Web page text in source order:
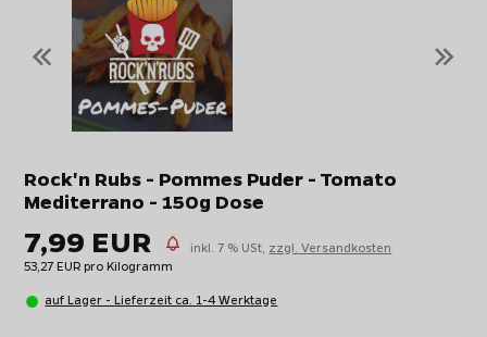
« »
Rock'n Rubs - Pommes Puder - Tomato
Mediterrano - 150g Dose
7,99 EUR inkl. 7 % USt, zzgl. Versandkosten
53,27 EUR pro Kilogramm
auf Lager - Lieferzeit ca. 1-4 Werktage